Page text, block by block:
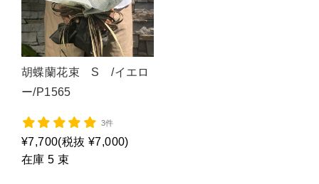
胡蝶蘭花束 S /イエロ
ー/P1565
3件
¥7,700(税抜 ¥7,000)
在庫 5 束